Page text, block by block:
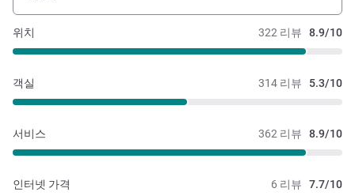
322 리뷰 8.9/10
위치
314 리뷰 5.3/10
객실
362 리뷰 8.9/10
서비스
6 리뷰 7.7/10
인터넷 가격